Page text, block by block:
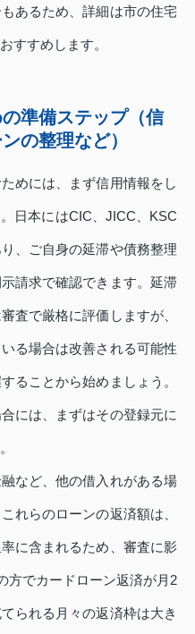
あるため、詳細は市の住宅
すすめします。
準備ステップ（信
の整理など）
めには、まず信用情報をし
日本にはCIC、JICC、KSC
、ご自身の延滞や債務整理
請求で確認できます。延滞
査で厳格に評価しますが、
る場合は改善される可能性
ることから始めましょう。
には、まずはその登録元に
など、他の借入れがある場
れらのローンの返済額は、
に含まれるため、審査に影
方でカードローン返済が月2
られる月々の返済枠は大き